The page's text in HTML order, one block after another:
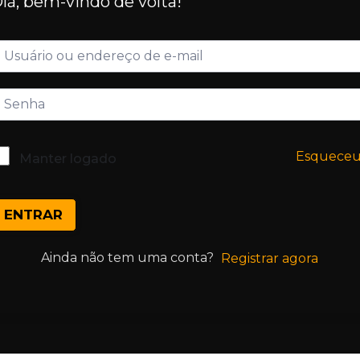
Manter logado
ENTRAR
Ainda não tem uma conta? Registrar agora